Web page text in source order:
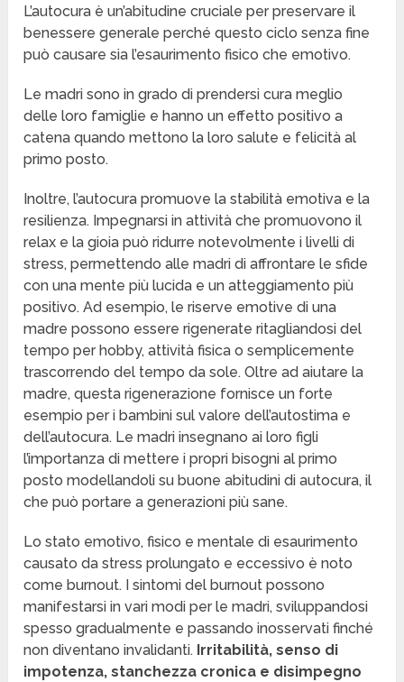
L’autocura è un’abitudine cruciale per preservare il
benessere generale perché questo ciclo senza fine
può causare sia l’esaurimento fisico che emotivo.
Le madri sono in grado di prendersi cura meglio
delle loro famiglie e hanno un effetto positivo a
catena quando mettono la loro salute e felicità al
primo posto.
Inoltre, l’autocura promuove la stabilità emotiva e la
resilienza. Impegnarsi in attività che promuovono il
relax e la gioia può ridurre notevolmente i livelli di
stress, permettendo alle madri di affrontare le sfide
con una mente più lucida e un atteggiamento più
positivo. Ad esempio, le riserve emotive di una
madre possono essere rigenerate ritagliandosi del
tempo per hobby, attività fisica o semplicemente
trascorrendo del tempo da sole. Oltre ad aiutare la
madre, questa rigenerazione fornisce un forte
esempio per i bambini sul valore dell’autostima e
dell’autocura. Le madri insegnano ai loro figli
l’importanza di mettere i propri bisogni al primo
posto modellandoli su buone abitudini di autocura, il
che può portare a generazioni più sane.
Lo stato emotivo, fisico e mentale di esaurimento
causato da stress prolungato e eccessivo è noto
come burnout. I sintomi del burnout possono
manifestarsi in vari modi per le madri, sviluppandosi
spesso gradualmente e passando inosservati finché
non diventano invalidanti. Irritabilità, senso di
impotenza, stanchezza cronica e disimpegno